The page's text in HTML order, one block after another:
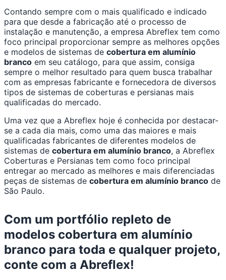
Contando sempre com o mais qualificado e indicado
para que desde a fabricação até o processo de
instalação e manutenção, a empresa Abreflex tem como
foco principal proporcionar sempre as melhores opções
e modelos de sistemas de cobertura em alumínio
branco em seu catálogo, para que assim, consiga
sempre o melhor resultado para quem busca trabalhar
com as empresas fabricante e fornecedora de diversos
tipos de sistemas de coberturas e persianas mais
qualificadas do mercado.
Uma vez que a Abreflex hoje é conhecida por destacar-
se a cada dia mais, como uma das maiores e mais
qualificadas fabricantes de diferentes modelos de
sistemas de cobertura em alumínio branco, a Abreflex
Coberturas e Persianas tem como foco principal
entregar ao mercado as melhores e mais diferenciadas
peças de sistemas de cobertura em alumínio branco de
São Paulo.
Com um portfólio repleto de
modelos cobertura em alumínio
branco para toda e qualquer projeto,
conte com a Abreflex!